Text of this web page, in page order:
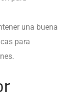
una buena
para